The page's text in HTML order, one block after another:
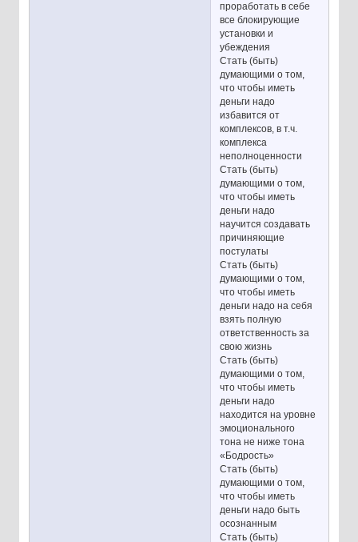
проработать в себе
все блокирующие
установки и
убеждения
Стать (быть)
думающими о том,
что чтобы иметь
деньги надо
избавится от
комплексов, в т.ч.
комплекса
неполноценности
Стать (быть)
думающими о том,
что чтобы иметь
деньги надо
научится создавать
причиняющие
постулаты
Стать (быть)
думающими о том,
что чтобы иметь
деньги надо на себя
взять полную
ответственность за
свою жизнь
Стать (быть)
думающими о том,
что чтобы иметь
деньги надо
находится на уровне
эмоционального
тона не ниже тона
«Бодрость»
Стать (быть)
думающими о том,
что чтобы иметь
деньги надо быть
осознанным
Стать (быть)